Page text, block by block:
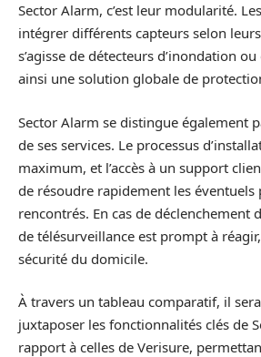
Sector Alarm, c’est leur modularité.
intégrer différents capteurs selon
s’agisse de détecteurs d’inondation
ainsi une solution globale de
Sector Alarm se distingue également
de ses services. Le processus
maximum, et l’accès à un support
de résoudre rapidement les éventuels
rencontrés. En cas de déclenchement
de télésurveillance est prompt à
sécurité du domicile.
À travers un tableau comparatif, il
juxtaposer les fonctionnalités clés de
rapport à celles de Verisure,